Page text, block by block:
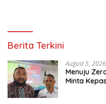
Berita Terkini
August 5, 2026
Menuju
Minta